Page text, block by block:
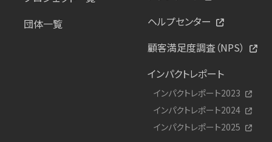
団体一覧
ヘルプセンター
顧客満足度調査（NPS）
インパクトレポート
インパクトレポート2023
インパクトレポート2024
インパクトレポート2025